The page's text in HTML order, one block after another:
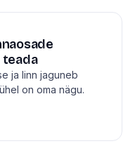
teada
ja linn jaguneb
on oma nägu.